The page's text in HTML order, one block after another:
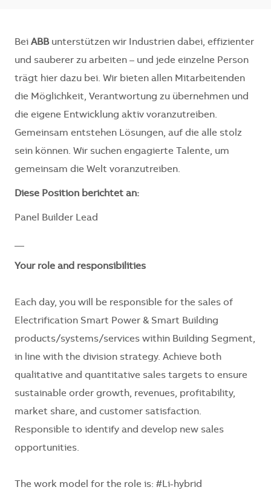
Bei ABBunterstützen wir Industrien dabei, effizienter
und sauberer zu arbeiten – und jede einzelne Person
trägt hier dazu bei. Wir bieten allen Mitarbeitenden
die Möglichkeit, Verantwortung zu übernehmen und
die eigene Entwicklung aktiv voranzutreiben.
Gemeinsam entstehen Lösungen, auf die alle stolz
sein können. Wir suchen engagierte Talente, um
gemeinsam die Welt voranzutreiben.
Diese Position berichtet an:
Panel Builder Lead
Your role and responsibilities
Each day, you will be responsible for the sales of
Electrification Smart Power & Smart Building
products/systems/services within Building Segment,
in line with the division strategy. Achieve both
qualitative and quantitative sales targets to ensure
sustainable order growth, revenues, profitability,
market share, and customer satisfaction.
Responsible to identify and develop new sales
opportunities.
The work model for the role is: #Li-hybrid